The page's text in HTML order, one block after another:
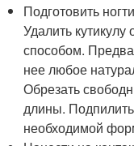
Подготовить
Удалить
способом.
нее любое
Обрезать
длины.
необходимой